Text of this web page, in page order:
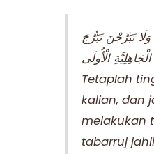
تَبَرَّجْنَ تَبَرُّجَ
الْجَاهِلِيَّةِ الْأُولَى
Tetaplah
kalian, dan
melakukan
tabarruj